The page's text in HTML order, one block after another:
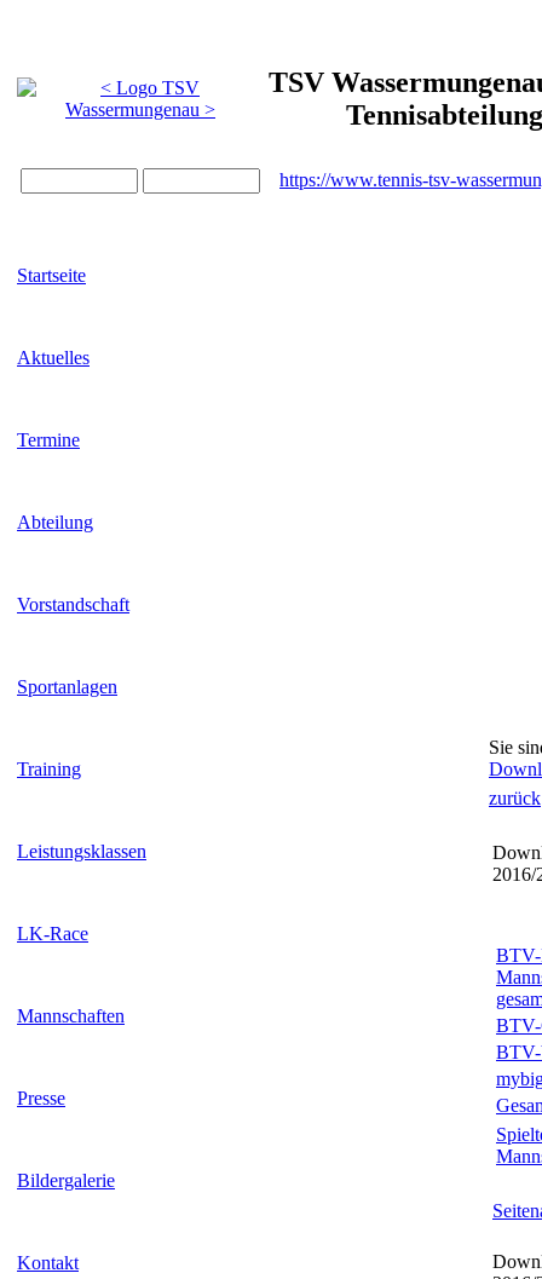
TSV
Tennisabteilung
https://www.tennis-tsv-
Startseite
Aktuelles
Termine
Abteilung
Vorstandschaft
Sportanlagen
Training
Leistungsklassen
LK-Race
Mannschaften
Presse
Bildergalerie
Kontakt
Sie
zurück
2016/
BTV-
BTV-
BTV-